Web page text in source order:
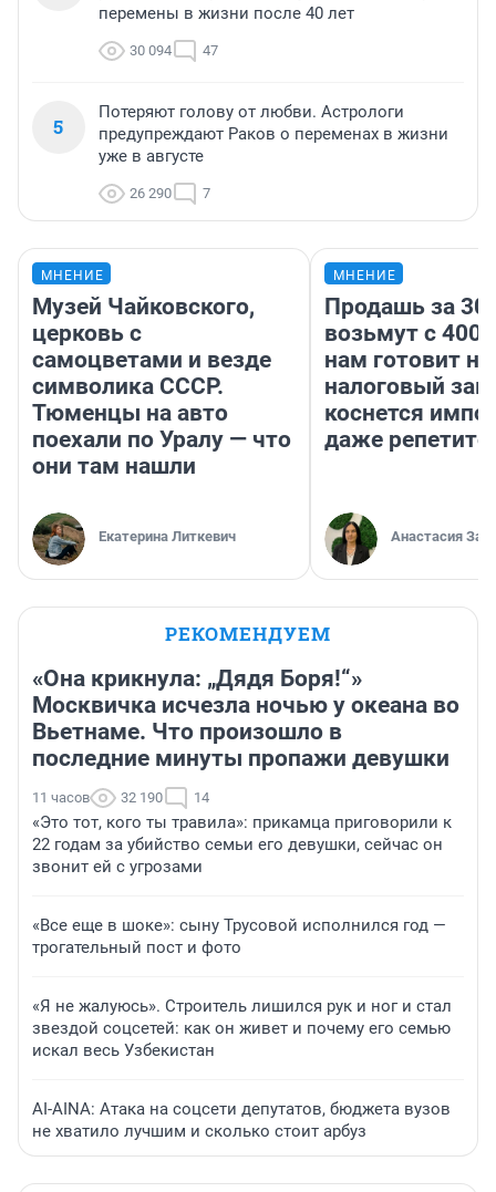
перемены в жизни после 40 лет
30 094 47
5
Потеряют голову от любви. Астрологи
предупреждают Раков о переменах в жизни
уже в августе
26 290 7
МНЕНИЕ
Музей Чайковского,
церковь с
самоцветами и везде
символика СССР.
Тюменцы на авто
поехали по Уралу — что
они там нашли
Екатерина Литкевич
МНЕНИЕ
Продашь за
возьмут с
нам готовит
налоговый
коснется
даже
Анастасия
РЕКОМЕНДУЕМ
«Она крикнула: „Дядя Боря!“»
Москвичка исчезла ночью у океана во
Вьетнаме. Что произошло в
последние минуты пропажи девушки
11 часов 32 190 14
«Это тот, кого ты травила»: прикамца приговорили к
22 годам за убийство семьи его девушки, сейчас он
звонит ей с угрозами
«Все еще в шоке»: сыну Трусовой исполнился год —
трогательный пост и фото
«Я не жалуюсь». Строитель лишился рук и ног и стал
звездой соцсетей: как он живет и почему его семью
искал весь Узбекистан
AI-AINA: Атака на соцсети депутатов, бюджета вузов
не хватило лучшим и сколько стоит арбуз